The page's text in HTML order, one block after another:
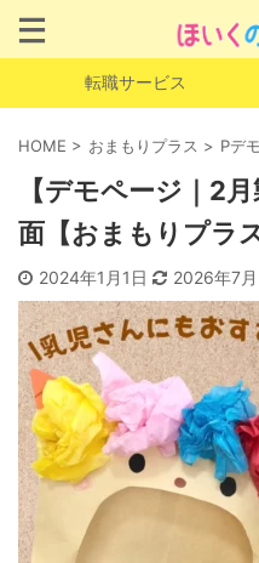
転職サービス
HOME > おまもりプラス > Pデモ
【デモページ｜2
面【おまもりプラス
2024年1月1日 2026年7